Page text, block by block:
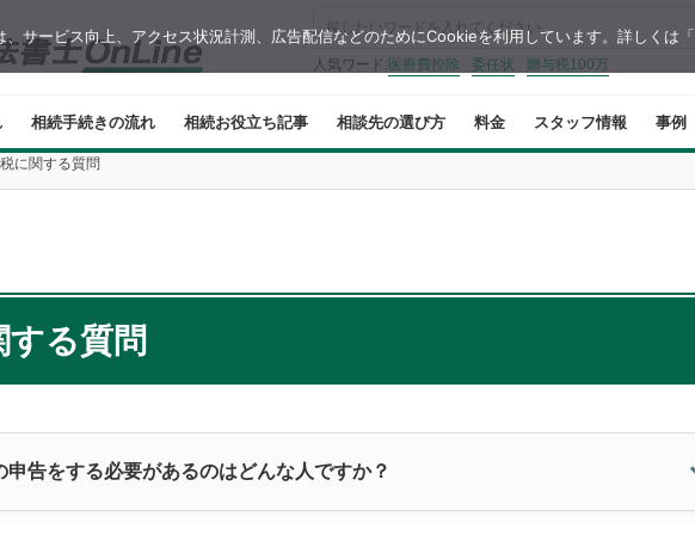
人気ワード: 医療費控除 委任状 贈与税100万
相続手続きの流れ 相続お役立ち記事 相談先の選び方 料金 スタッフ情報 事例
に関する質問
する質問
申告をする必要があるのはどんな人ですか？
、サービス向上、アクセス状況計測、広告配信などのためにCookieを利用しています。詳しくは「